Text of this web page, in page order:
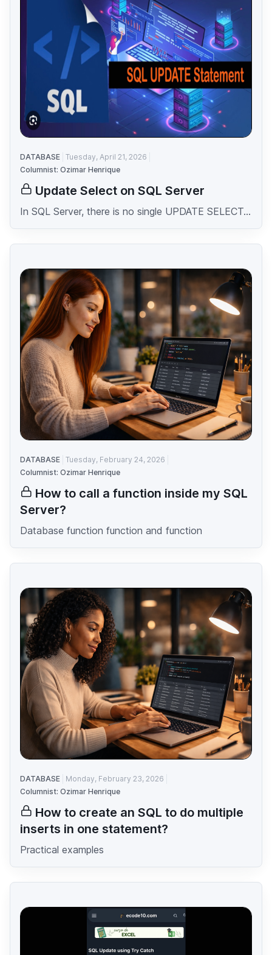
DATABASE Tuesday, April 21, 2026
Columnist: Ozimar Henrique
Update Select on SQL Server
In SQL Server, there is no single UPDATE SELECT...
DATABASE Tuesday, February 24, 2026
Columnist: Ozimar Henrique
How to call a function inside my SQL
Server?
Database function function and function
DATABASE
Monday, February 23, 2026
Columnist: Ozimar Henrique
How to create an SQL to do multiple
inserts in one statement?
Practical examples